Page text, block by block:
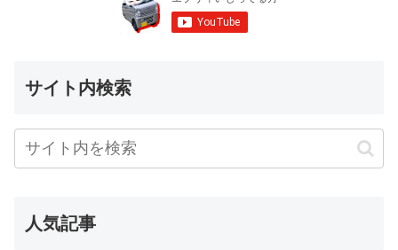
サイト内検索
人気記事